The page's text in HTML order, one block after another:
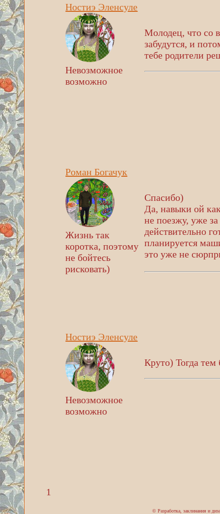
Ностиэ Эленсуле
Невозможное
возможно
Молодец, что со
забудутся, и
тебе родители
Роман Богачук
Жизнь так
коротка, поэтому
не бойтесь
рисковать)
Спасибо)
Да, навыки ой
не поезжу, уже
действительно
планируется
это уже не
Ностиэ Эленсуле
Невозможное
возможно
Круто) Тогда
1
© Разработка, заклинания и